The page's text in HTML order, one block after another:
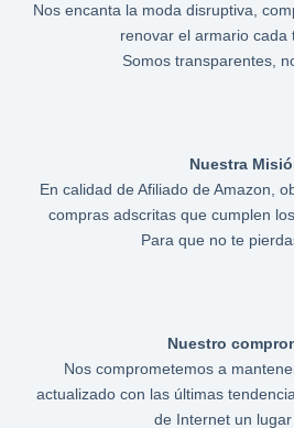
Nos encanta la moda disruptiva,
renovar el armario cada
Somos transparentes,
Nuestra
En calidad de Afiliado de Amazon,
compras adscritas que cumplen
Para que no te
Nuestro
Nos comprometemos a
actualizado con las últimas
de Internet un lugar